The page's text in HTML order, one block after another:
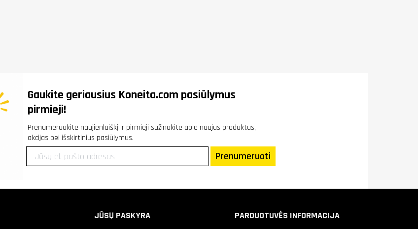
Gaukite geriausius Koneita.com pasiūlymus
pirmieji!
Prenumeruokite naujienlaiškį ir pirmieji sužinokite apie naujus produktus,
akcijas bei išskirtinius pasiūlymus.
Prenumeruoti
JŪSŲ PASKYRA PARDUOTUVĖS INFORMACIJA